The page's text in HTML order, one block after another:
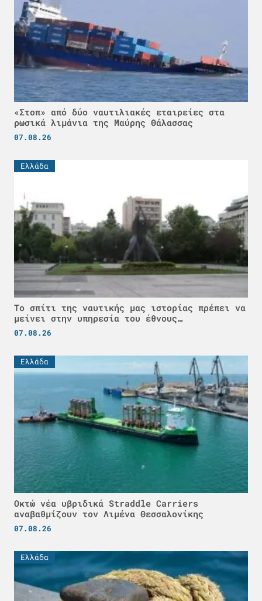
«Στοπ» από δύο ναυτιλιακές εταιρείες στα
ρωσικά λιμάνια της Μαύρης Θάλασσας
07.08.26
Ελλάδα
Το σπίτι της ναυτικής μας ιστορίας πρέπει να
μείνει στην υπηρεσία του έθνους…
07.08.26
Ελλάδα
Οκτώ νέα υβριδικά Straddle Carriers
αναβαθμίζουν τον Λιμένα Θεσσαλονίκης
07.08.26
Ελλάδα